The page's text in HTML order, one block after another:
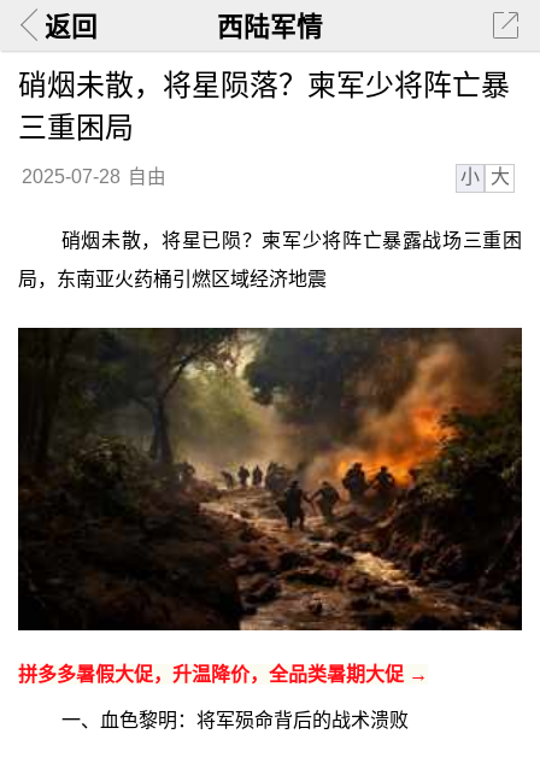
返回 西陆军情
硝烟未散，将星陨落？柬军少将阵亡暴
三重困局
2025-07-28 自由 小 大
硝烟未散，将星已陨？柬军少将阵亡暴露战场三重困
局，东南亚火药桶引燃区域经济地震
拼多多暑假大促，升温降价，全品类暑期大促 →
一、血色黎明：将军殒命背后的战术溃败